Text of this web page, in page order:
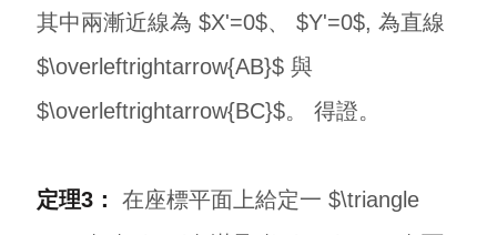
其中兩漸近線為 $X'=0$、 $Y'=0$, 為直線
$\overleftrightarrow{AB}$ 與
$\overleftrightarrow{BC}$。 得證。
定理3： 在座標平面上給定一 $\triangle